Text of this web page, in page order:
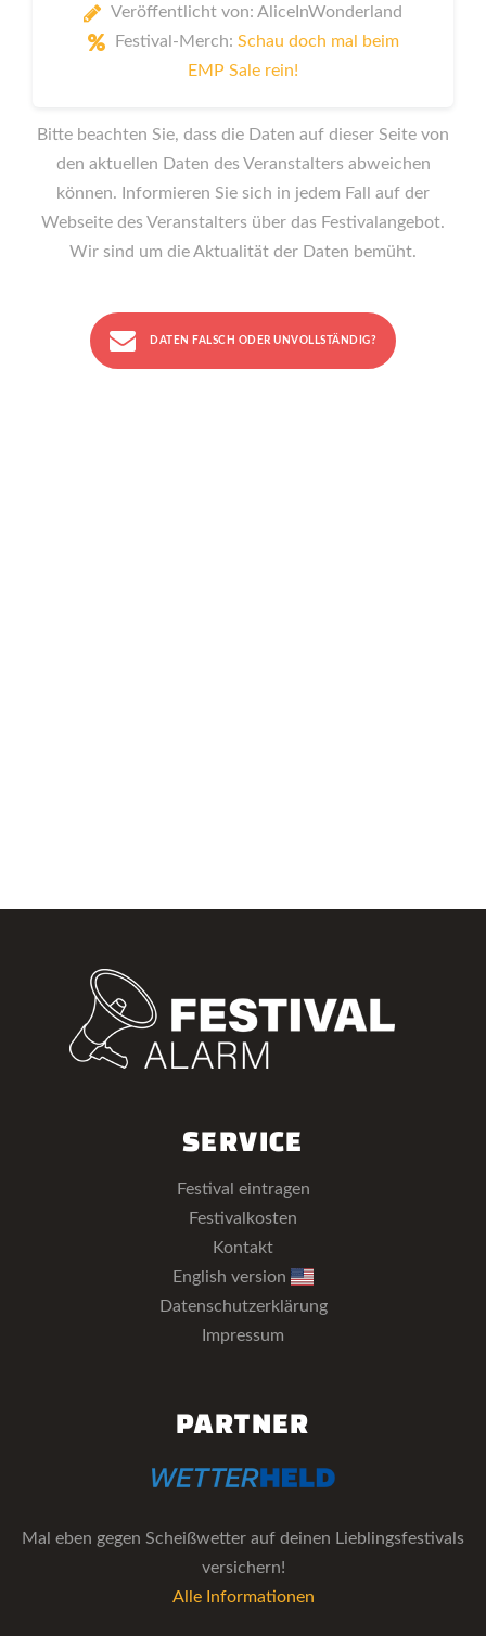
Veröffentlicht von: AliceInWonderland
Festival-Merch: Schau doch mal beim
EMP Sale rein!
Bitte beachten Sie, dass die Daten auf dieser Seite von
den aktuellen Daten des Veranstalters abweichen
können. Informieren Sie sich in jedem Fall auf der
Webseite des Veranstalters über das Festivalangebot.
Wir sind um die Aktualität der Daten bemüht.
DATEN FALSCH ODER UNVOLLSTÄNDIG?
SERVICE
Festival eintragen
Festivalkosten
Kontakt
English version
Datenschutzerklärung
Impressum
PARTNER
Mal eben gegen Scheißwetter auf deinen Lieblingsfestivals
versichern!
Alle Informationen